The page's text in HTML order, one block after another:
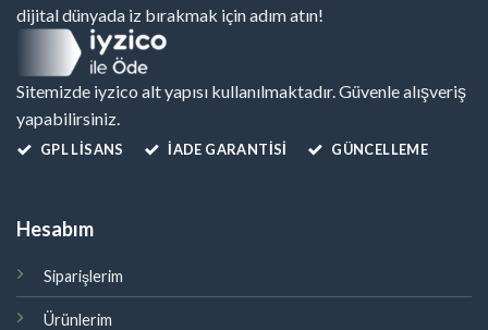
dijital dünyada iz bırakmak için adım atın!
Sitemizde iyzico alt yapısı kullanılmaktadır. Güvenle alışveriş
yapabilirsiniz.
GPL LISANS İADE GARANTİSİ GÜNCELLEME
Hesabım
Siparişlerim
Ürünlerim